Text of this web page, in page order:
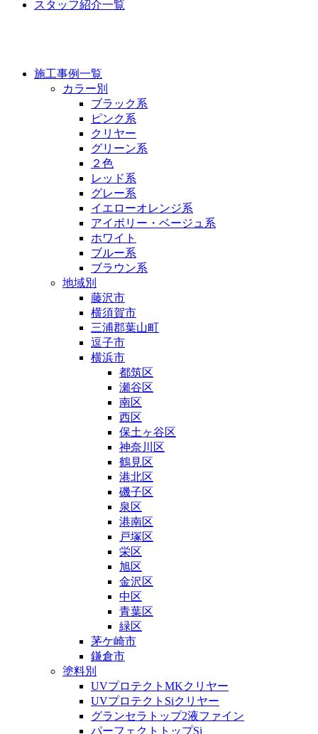
スタッフ紹介一覧
施工事例一覧
カラー別
ブラック系
ピンク系
クリヤー
グリーン系
２色
レッド系
グレー系
イエローオレンジ系
アイボリー・ベージュ系
ホワイト
ブルー系
ブラウン系
地域別
藤沢市
横須賀市
三浦郡葉山町
逗子市
横浜市
都筑区
瀬谷区
南区
西区
保土ヶ谷区
神奈川区
鶴見区
港北区
磯子区
泉区
港南区
戸塚区
栄区
旭区
金沢区
中区
青葉区
緑区
茅ケ崎市
鎌倉市
塗料別
UVプロテクトMKクリヤー
UVプロテクトSiクリヤー
グランセラトップ2液ファイン
パーフェクトトップSi